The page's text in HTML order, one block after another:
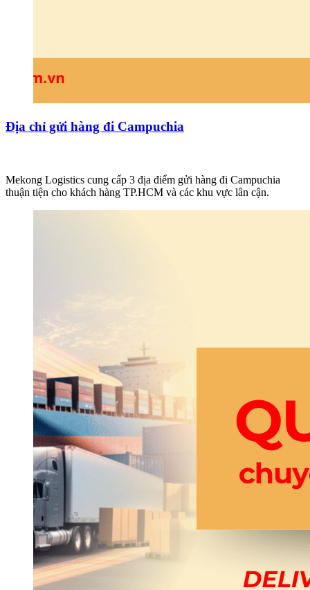
Địa chỉ gửi hàng đi Campuchia
Mekong Logistics cung cấp 3 địa điểm gửi hàng đi Campuchia
thuận tiện cho khách hàng TP.HCM và các khu vực lân cận.